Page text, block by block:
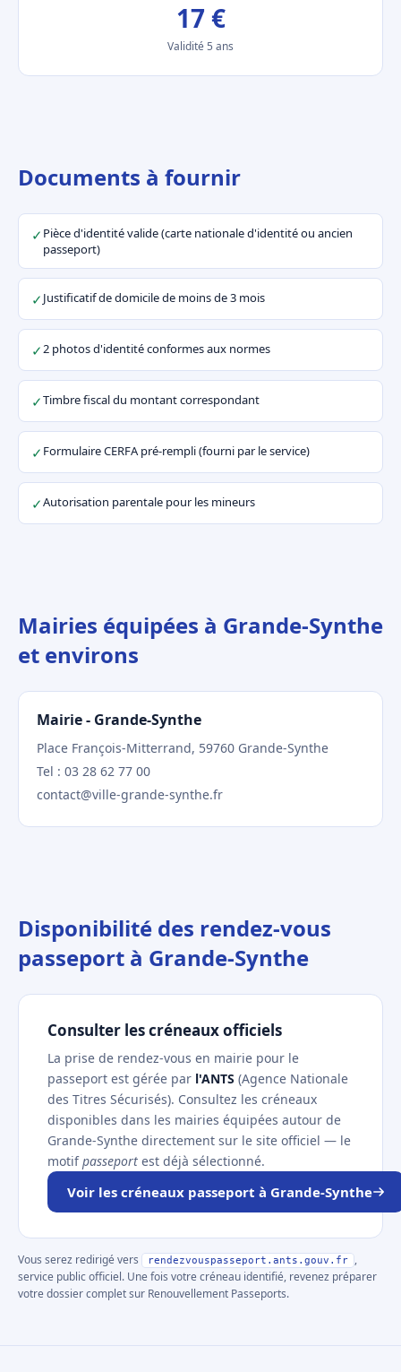
17 €
Validité 5 ans
Documents à fournir
✓ Pièce d'identité valide (carte nationale d'identité ou ancien
passeport)
✓Justificatif de domicile de moins de 3 mois
✓2 photos d'identité conformes aux normes
✓Timbre fiscal du montant correspondant
✓ Formulaire CERFA pré-rempli (fourni par le service)
✓Autorisation parentale pour les mineurs
Mairies équipées à Grande-Synthe
et environs
Mairie - Grande-Synthe
Place François-Mitterrand, 59760 Grande-Synthe
Tel : 03 28 62 77 00
contact@ville-grande-synthe.fr
Disponibilité des rendez-vous
passeport à Grande-Synthe
Consulter les créneaux officiels
La prise de rendez-vous en mairie pour le
passeport est gérée par l'ANTS (Agence Nationale
des Titres Sécurisés). Consultez les créneaux
disponibles dans les mairies équipées autour de
Grande-Synthe directement sur le site officiel — le
motifpasseport est déjà sélectionné.
Voir les créneaux passeport à Grande-Synthe
Vous serez redirigé vers rendezvouspasseport.ants.gouv.fr
,
service public officiel. Une fois votre créneau identifié, revenez préparer
votre dossier complet sur Renouvellement Passeports.